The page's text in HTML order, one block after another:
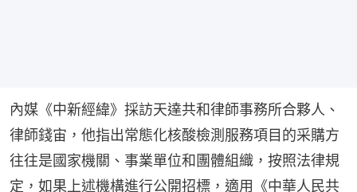
內媒《中新經緯》採訪天達共和律師事務所合夥人、
律師錢宙，他指出常態化核酸檢測服務項目的采購方
往往是國家機關、事業單位和團體組織，按照法律規
定，如果上述機構進行公開招標，適用《中華人民共